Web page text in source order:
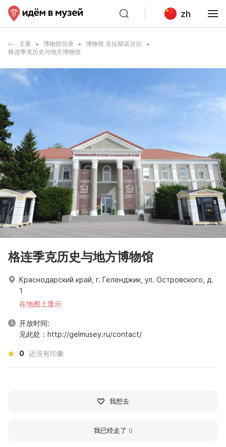
zh
主要 博物馆目录
博物馆 克拉斯诺达尔
格连季克历史与地方博物馆
格连季克历史与地方博物馆
Краснодарский край, г. Геленджик, ул. Островского, д.
1
在地图上显示
开放时间:
见此处：http://gelmusey.ru/contact/
0 还没有印象
我想去
我已经走了 0